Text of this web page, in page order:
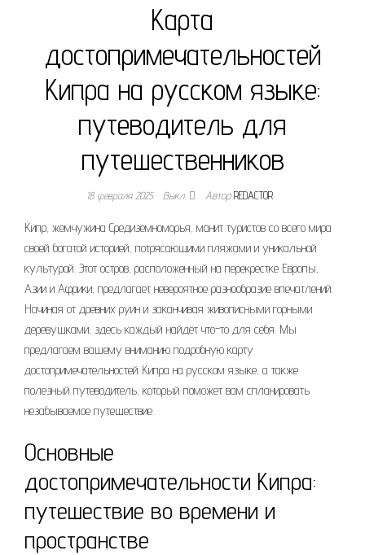
Карта
достопримечательностей
Кипра на русском языке:
путеводитель для
путешественников
18 февраля 2025 Выкл. АвторREDACTOR
Кипр, жемчужина Средиземноморья, манит туристов со всего мира
своей богатой историей, потрясающими пляжами и уникальной
культурой. Этот остров, расположенный на перекрестке Европы,
Азии и Африки, предлагает невероятное разнообразие впечатлений.
Начиная от древних руин и заканчивая живописными горными
деревушками, здесь каждый найдет что-то для себя. Мы
предлагаем вашему вниманию подробную карту
достопримечательностей Кипра на русском языке, а также
полезный путеводитель, который поможет вам спланировать
незабываемое путешествие.
Основные
достопримечательности Кипра:
путешествие во времени и
пространстве